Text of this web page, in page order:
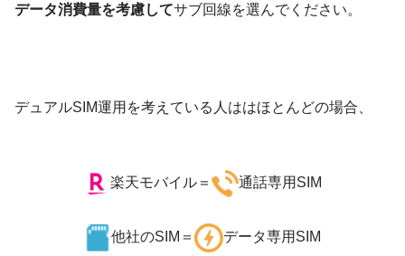
データ消費量を考慮してサブ回線を選んでください。
デュアルSIM運用を考えている人ははほとんどの場合、
楽天モバイル＝ 通話専用SIM
他社のSIM＝ データ専用SIM